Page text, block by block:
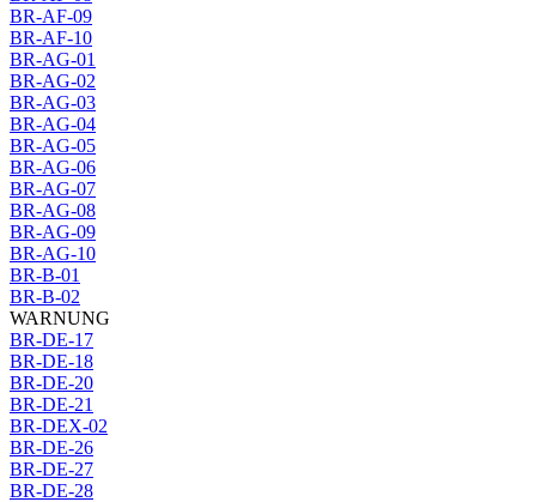
BR-AF-09
BR-AF-10
BR-AG-01
BR-AG-02
BR-AG-03
BR-AG-04
BR-AG-05
BR-AG-06
BR-AG-07
BR-AG-08
BR-AG-09
BR-AG-10
BR-B-01
BR-B-02
WARNUNG
BR-DE-17
BR-DE-18
BR-DE-20
BR-DE-21
BR-DEX-02
BR-DE-26
BR-DE-27
BR-DE-28